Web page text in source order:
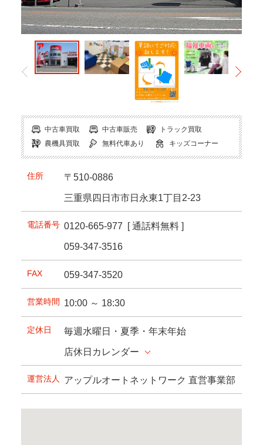
『パパさんママさんも安心♪』お子様用のコーナーもございます!ぬりえやおもちゃ
を用意しておりますので、お気軽に遊んでくださいヽ(^o^)丿
アップル四日市南店は、筆談にて商談、相談のご対応を致しております。UDトー
ク、LINEでのご案内も可能です。お気軽にお問い合わせください♪
福祉車両取り扱い店舗です♪常時数台を在庫しております！詳しくはホームページの
【在庫車】からご覧ください♪
★オーダーで車買いたい★最近、お客様からこんなお声を頂いております。アップ
ル四日市南店では、できる限りお客様のご要望に合わせたお車を一生懸命探させて
頂きます。是非一度お声がけください(…
中古車買取 中古車販売
トラック買取
農機具買取
無料代車あり キッズコーナー
住所 〒510-0886
三重県四日市市日永東1丁目2-23
電話番号 0120-665-977 [ 通話料無料 ]
059-347-3516
FAX 059-347-3520
営業時間 10:00 ～ 18:30
定休日 毎週水曜日・夏季・年末年始
店休日カレンダー
運営法人 アップルオートネットワーク 直営事業部